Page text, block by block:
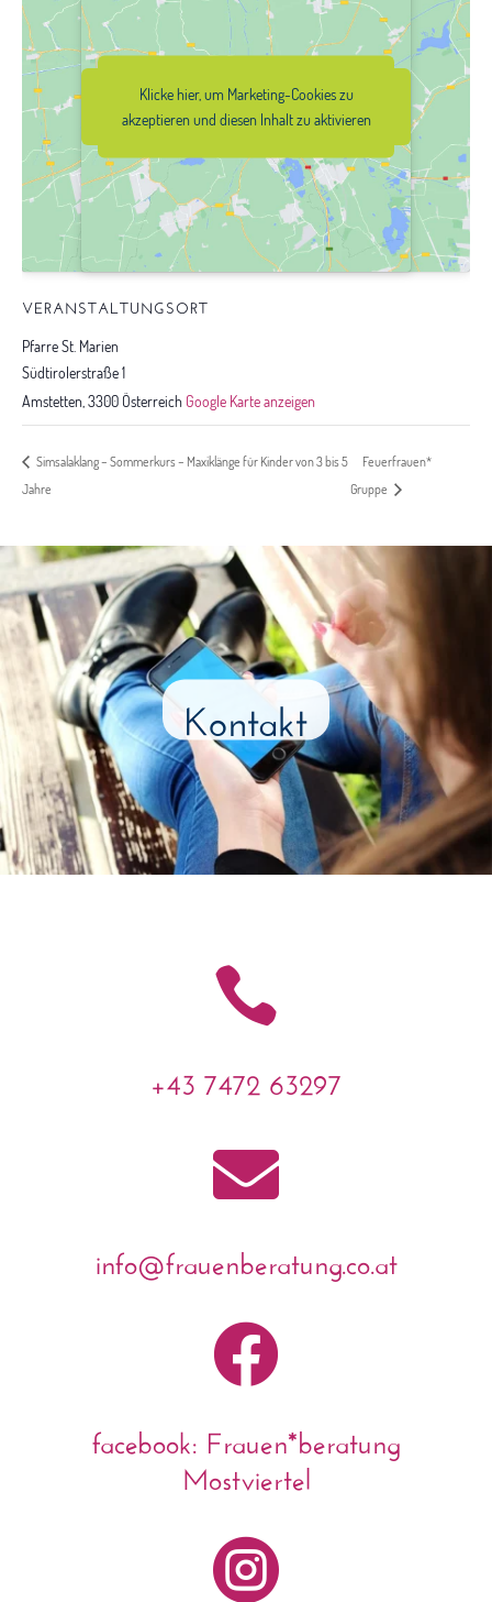
VERANSTALTUNGSORT
Pfarre St. Marien
Südtirolerstraße 1
Amstetten 3300 Österreich Google Karte anzeigen
akzeptieren und diesen Inhalt zu
aktivieren
Klicke hier, um Marketing-Cookies zu
akzeptieren und diesen Inhalt zu aktivieren
Simsalaklang – Sommerkurs – Maxiklänge für Kinder von 3 bis 5
Jahre
Feuerfrauen*
Gruppe
Kontakt

+43 7472 63297

info@frauenberatung.co.at

facebook: Frauen*beratung
Mostviertel
